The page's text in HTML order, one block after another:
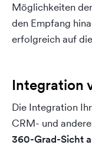
Möglichkeiten
den Empfang
erfolgreich auf
Integration
Die Integration
CRM- und
360-Grad-Sicht